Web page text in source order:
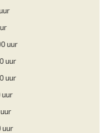
uur
uur
uur
uur
uur